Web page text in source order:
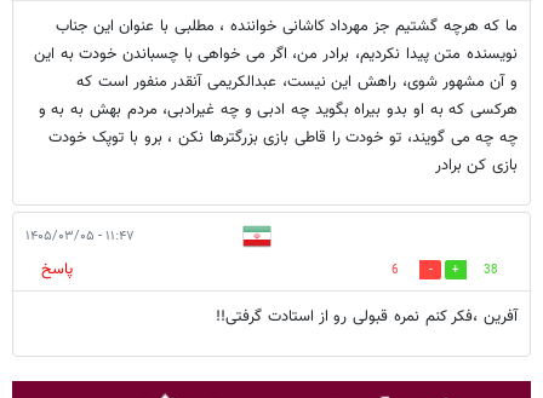
ما که هرچه گشتیم جز مهرداد کاشانی خواننده ، مطلبی با عنوان این جناب
نویسنده متن پیدا نکردیم، برادر من، اگر می خواهی با چسباندن خودت به این
و آن مشهور شوی، راهش این نیست، عبدالکریمی آنقدر منفور است که
هرکسی که به او بدو بیراه بگوید چه ادبی و چه غیرادبی، مردم بهش به به و
چه چه می گویند، تو خودت را قاطی بازی بزرگترها نکن ، برو با توپک خودت
بازی کن برادر
۱۱:۴۷ - ۱۴۰۵/۰۳/۰۵
38
6
پاسخ
آفرین ،فکر کنم نمره قبولی رو از استادت گرفتی!!